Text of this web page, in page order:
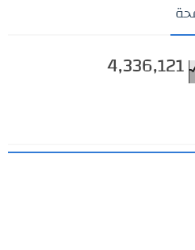
4,336,121